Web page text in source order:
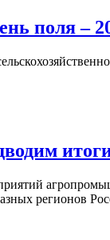
поля –
регионов